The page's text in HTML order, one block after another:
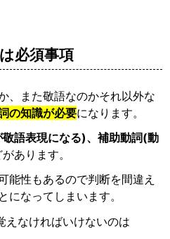
必須事項
、また敬語なのかそれ以外な
の知識が必要になります。
語表現になる)、補助動詞(動
あります。
能性もあるので判断を間違え
になってしまいます。
えなければいけないのは